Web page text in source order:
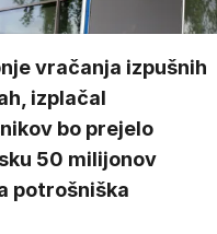
vračanja izpušnih
izplačal
bo prejelo
50 milijonov
potrošniška